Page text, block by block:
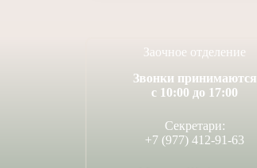
Заочное отделение
Звонки принимаются
с 10:00 до 17:00
Секретари:
+7 (977) 412-91-63